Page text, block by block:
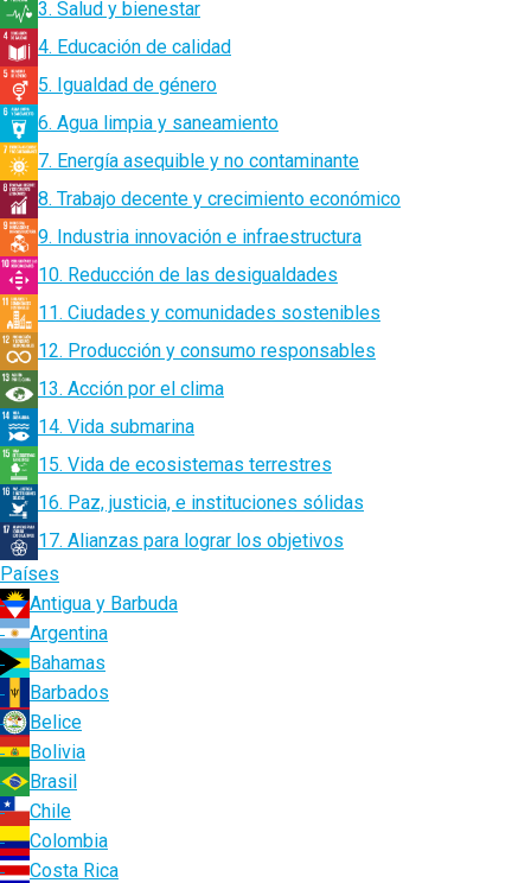
3. Salud y bienestar
4. Educación de calidad
5. Igualdad de género
6. Agua limpia y saneamiento
7. Energía asequible y no contaminante
8. Trabajo decente y crecimiento económico
9. Industria innovación e infraestructura
10. Reducción de las desigualdades
11. Ciudades y comunidades sostenibles
12. Producción y consumo responsables
13. Acción por el clima
14. Vida submarina
15. Vida de ecosistemas terrestres
16. Paz, justicia, e instituciones sólidas
17. Alianzas para lograr los objetivos
Países
Antigua y Barbuda
Argentina
Bahamas
Barbados
Belice
Bolivia
Brasil
Chile
Colombia
Costa Rica